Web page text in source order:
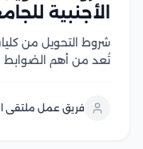
الأجنبية
شروط التحويل من
تُعد من أهم الضوابط
الأكاديمية
فريق عمل ملتقى